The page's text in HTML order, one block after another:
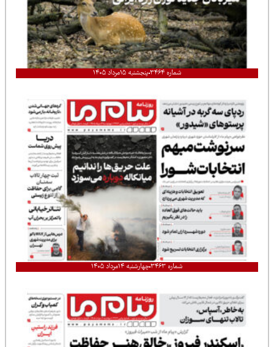
شماره ۳۴۶۴ پنجشنبه ۱۵مرداد ۱۴۰۵
شماره ۳۴۶۳ چهارشنبه ۱۴مرداد ۱۴۰۵